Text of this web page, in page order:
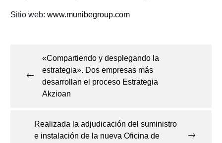
Sitio web: www.munibegroup.com
entradas
«Compartiendo y desplegando la
estrategia». Dos empresas más
desarrollan el proceso Estrategia
Akzioan
Realizada la adjudicación del suministro
e instalación de la nueva Oficina de